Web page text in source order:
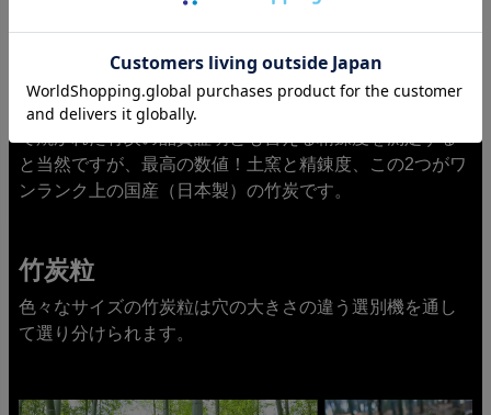
急激に炭化させると軽く、柔らかな炭になりますが、窯
の中の水蒸気が急激な炭化を抑えます。反射熱、金属イ
オンの面からも、やはり土窯が群を抜いています。土窯
と当然ですが、最高の数値！土窯と精錬度、この2つがワ
ンランク上の国産（日本製）の竹炭です。
竹炭粒
色々なサイズの竹炭粒は穴の大きさの違う選別機を通し
て選り分けられます。